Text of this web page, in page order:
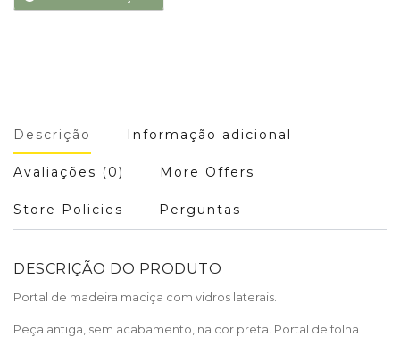
Descrição Informação adicional
Avaliações (0) More Offers
Store Policies Perguntas
DESCRIÇÃO DO PRODUTO
Portal de madeira maciça com vidros laterais.
Peça antiga, sem acabamento, na cor preta. Portal de folha